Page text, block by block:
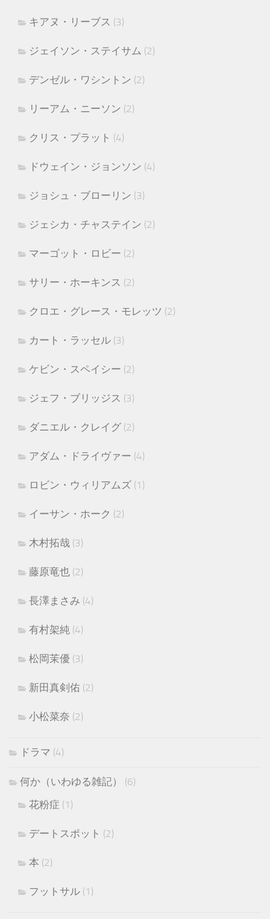
キアヌ・リーブス (3)
ジェイソン・ステイサム (2)
デンゼル・ワシントン (2)
リーアム・ニーソン (2)
クリス・プラット (4)
ドウェイン・ジョンソン (4)
ジョシュ・ブローリン (3)
ジェシカ・チャステイン (2)
マーゴット・ロビー (2)
サリー・ホーキンス (2)
クロエ・グレース・モレッツ (2)
カート・ラッセル (3)
ケビン・スペイシー (2)
ジェフ・ブリッジス (3)
ダニエル・クレイグ (2)
アダム・ドライヴァー (4)
ロビン・ウィリアムズ (1)
イーサン・ホーク (2)
木村拓哉 (3)
藤原竜也 (2)
長澤まさみ (4)
有村架純 (4)
松岡茉優 (3)
新田真剣佑 (2)
小松菜奈 (2)
ドラマ (4)
何か（いわゆる雑記）
(6)
花粉症 (1)
デートスポット (2)
本 (2)
フットサル (1)